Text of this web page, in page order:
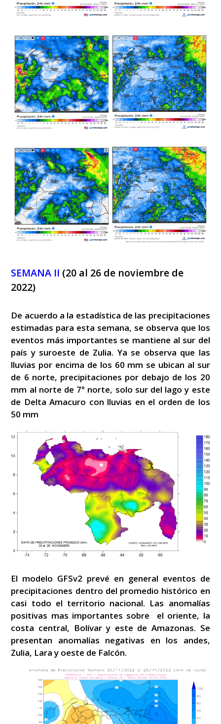
SEMANA II (20 al 26 de noviembre de
2022)
De acuerdo a la estadística de las precipitaciones
estimadas para esta semana, se observa que los
eventos más importantes se mantiene al sur del
país y suroeste de Zulia. Ya se observa que las
lluvias por encima de los 60 mm se ubican al sur
de 6 norte, precipitaciones por debajo de los 20
mm al norte de 7° norte, solo sur del lago y este
de Delta Amacuro con lluvias en el orden de los
50 mm
El modelo GFSv2 prevé en general eventos de
precipitaciones dentro del promedio histórico en
casi todo el territorio nacional. Las anomalías
positivas mas importantes sobre el oriente, la
costa central, Bolívar y este de Amazonas. Se
presentan anomalías negativas en los andes,
Zulia, Lara y oeste de Falcón.